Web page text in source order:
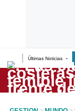
Últimas Noticias
Lo último
Peru Quiosco